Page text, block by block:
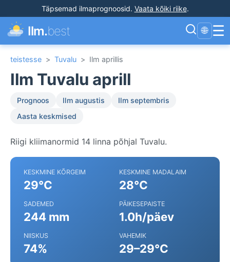
Täpsemad ilmaprognoosid. Vaata kõiki riike.
Ilm.best 🌐 ☰
teistesse > Tuvalu > Ilm aprillis
Ilm Tuvalu aprill
Prognoos Ilm augustis
Ilm septembris
Aasta keskmised
Riigi kliimanormid 14 linna põhjal Tuvalu.
KESKMINE KÕRGEIM
29°C
KESKMINE MADALAIM
28°C
SADEMED
244 mm
PÄIKESEPAISTE
1.0h/päev
NIISKUS
74%
VAHEMIK
29–29°C